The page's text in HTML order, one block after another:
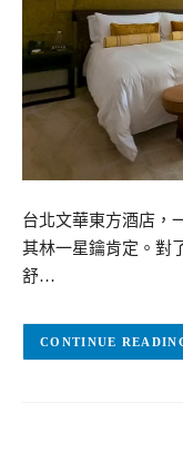
台北文華東方酒店，
其林一星鑰肯定。對
舒…
CONTINUE